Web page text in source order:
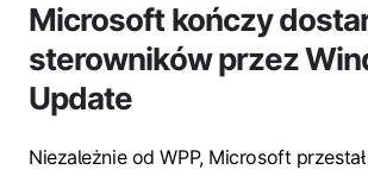
Microsoft kończy
sterowników przez
Update
Niezależnie od WPP, Microsoft